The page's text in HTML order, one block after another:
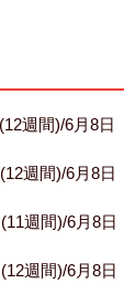
週間)/6月8日
週間)/6月8日
週間)/6月8日
週間)/6月8日